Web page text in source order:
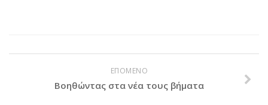
ΕΠΟΜΕΝΟ
Βοηθώντας στα νέα τους βήματα